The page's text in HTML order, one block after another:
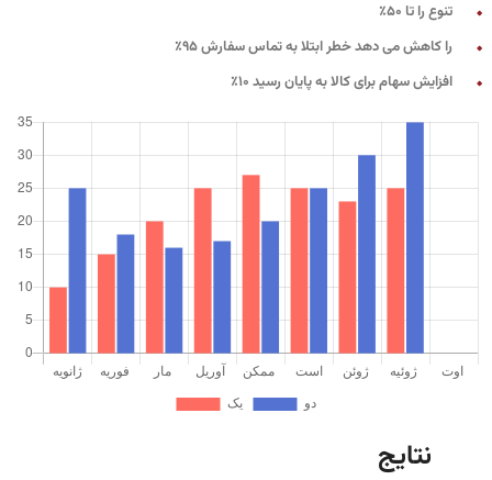
تنوع را تا 50٪
را کاهش می دهد خطر ابتلا به تماس سفارش 95٪
افزایش سهام برای کالا به پایان رسید 10٪
نتایج